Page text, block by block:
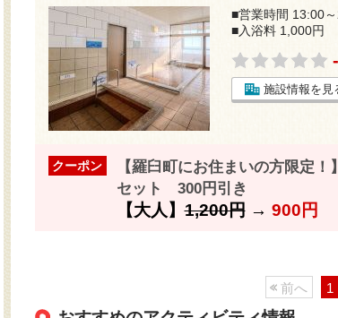
■営業時間 13:00
■入浴料 1,000円
施設情報を見
クーポン
【羅臼町にお住まいの方限定
セット 300円引き
【大人】1,200円→ 900円
前へ 1